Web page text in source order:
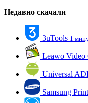
Недавно скачали
3uTools 1
Leawo Video
Universal
Samsung